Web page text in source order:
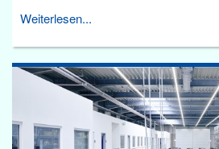
Weiterlesen...